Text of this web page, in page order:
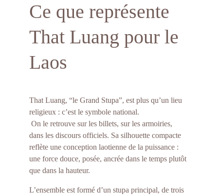
Ce que représente
That Luang pour le
Laos
That Luang, “le Grand Stupa”, est plus qu’un lieu
religieux : c’est le symbole national.
dans les discours officiels. Sa silhouette compacte
reflète une conception laotienne de la puissance :
une force douce, posée, ancrée dans le temps plutôt
que dans la hauteur.
L’ensemble est formé d’un stupa principal, de trois